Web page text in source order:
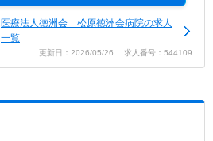
医療法人徳洲会 松原徳洲会病院の求人
一覧
更新日：2026/05/26 求人番号：544109